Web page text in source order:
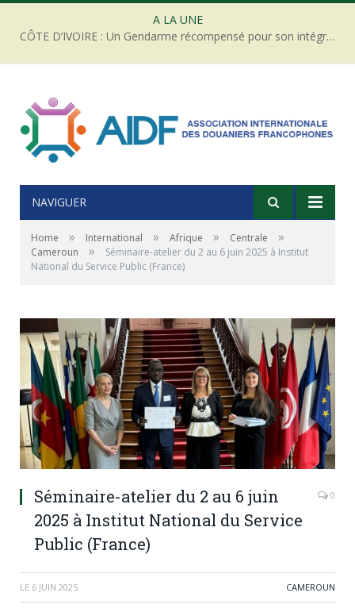
A LA UNE
CÔTE D’IVOIRE : Un Gendarme récompensé pour son intégrité face à une tentative de corruption
NAVIGUER
Home » International » Afrique » Centrale »
Cameroun »
Séminaire-atelier du 2 au 6 juin 2025 à Institut
National du Service Public (France)
Séminaire-atelier du 2 au 6 juin
2025 à Institut National du Service
Public (France)
0
LE 6 JUIN 2025 CAMEROUN